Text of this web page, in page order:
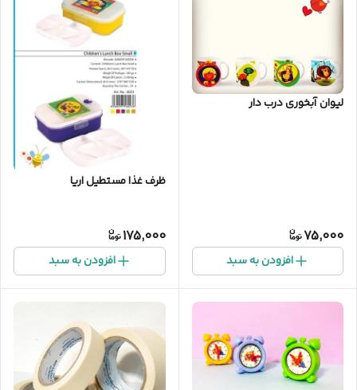
لیوان آبخوری درب دار
75,000
افزودن به سبد
ظرف غذا مستطیل اریا
175,000
افزودن به سبد